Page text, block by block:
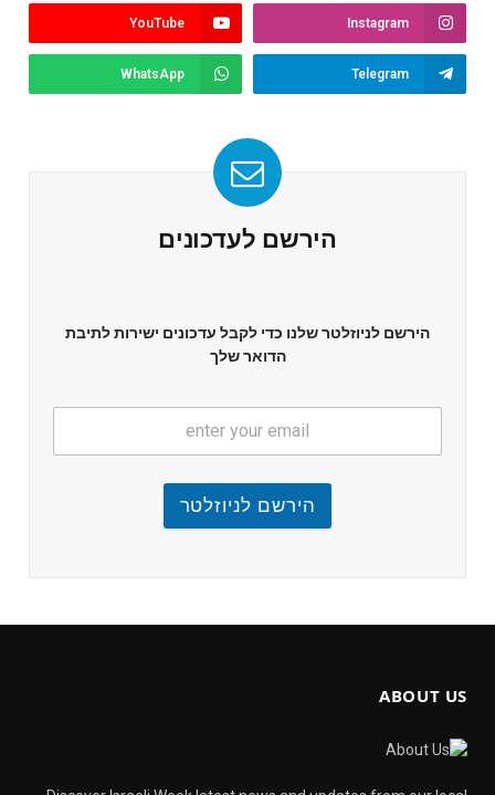
Instagram
YouTube
Telegram
WhatsApp
הירשם לעדכונים
הירשם לניוזלטר שלנו כדי לקבל עדכונים ישירות לתיבת
הדואר שלך
הירשם לניוזלטר
ABOUT US